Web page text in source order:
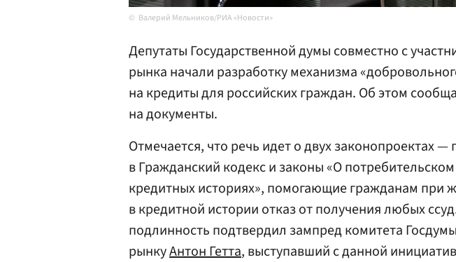
Валерий Мельников/РИА «Новости»
Депутаты Государственной думы совместно с
рынка начали разработку механизма
на кредиты для российских граждан. Об этом
на документы.
Отмечается, что речь идет о двух законопроектах —
в Гражданский кодекс и законы «О
кредитных историях», помогающие гражданам при
в кредитной истории отказ от получения любых
подлинность подтвердил зампред комитета
рынкуАнтон Гетта, выступавший с данной